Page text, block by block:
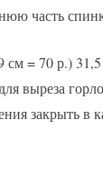
часть
см = 70 р.)
выреза
закрыть в